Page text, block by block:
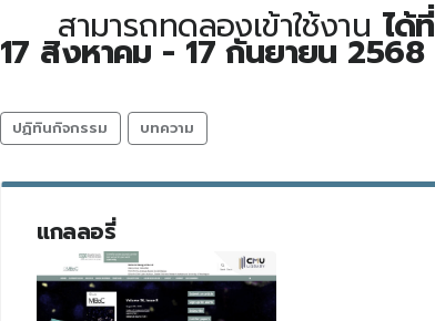
สามารถทดลองเข้าใช้งาน ได้ที่
17 สิงหาคม - 17 กันยายน 2568
ปฏิทินกิจกรรม บทความ
แกลลอรี่